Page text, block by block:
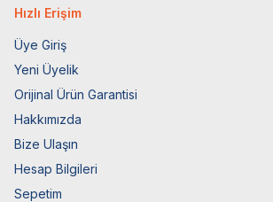
Hızlı Erişim
Üye Giriş
Yeni Üyelik
Orijinal Ürün Garantisi
Hakkımızda
Bize Ulaşın
Hesap Bilgileri
Sepetim